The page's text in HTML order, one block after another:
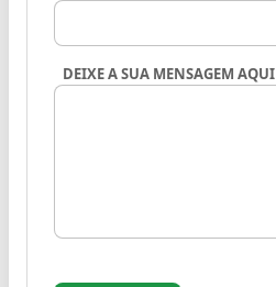
DEIXE A SUA MENSAGEM AQUI